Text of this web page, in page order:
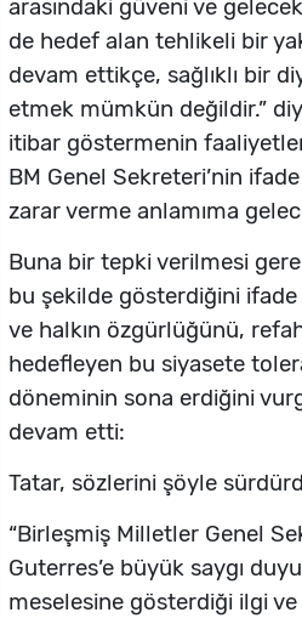
arasındaki güveni ve
de hedef alan tehlikeli bir
devam ettikçe, sağlıklı bir
etmek mümkün değildir.”
itibar göstermenin
BM Genel Sekreteri’nin
zarar verme anlamıma
Buna bir tepki verilmesi
bu şekilde gösterdiğini
ve halkın özgürlüğünü,
hedefleyen bu siyasete
döneminin sona erdiğini
devam etti:
Tatar, sözlerini şöyle
“Birleşmiş Milletler Genel
Guterres’e büyük saygı
meselesine gösterdiği ilgi ve